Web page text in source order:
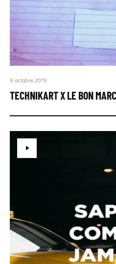
9 octobre 2019
TECHNIKART X LE BON